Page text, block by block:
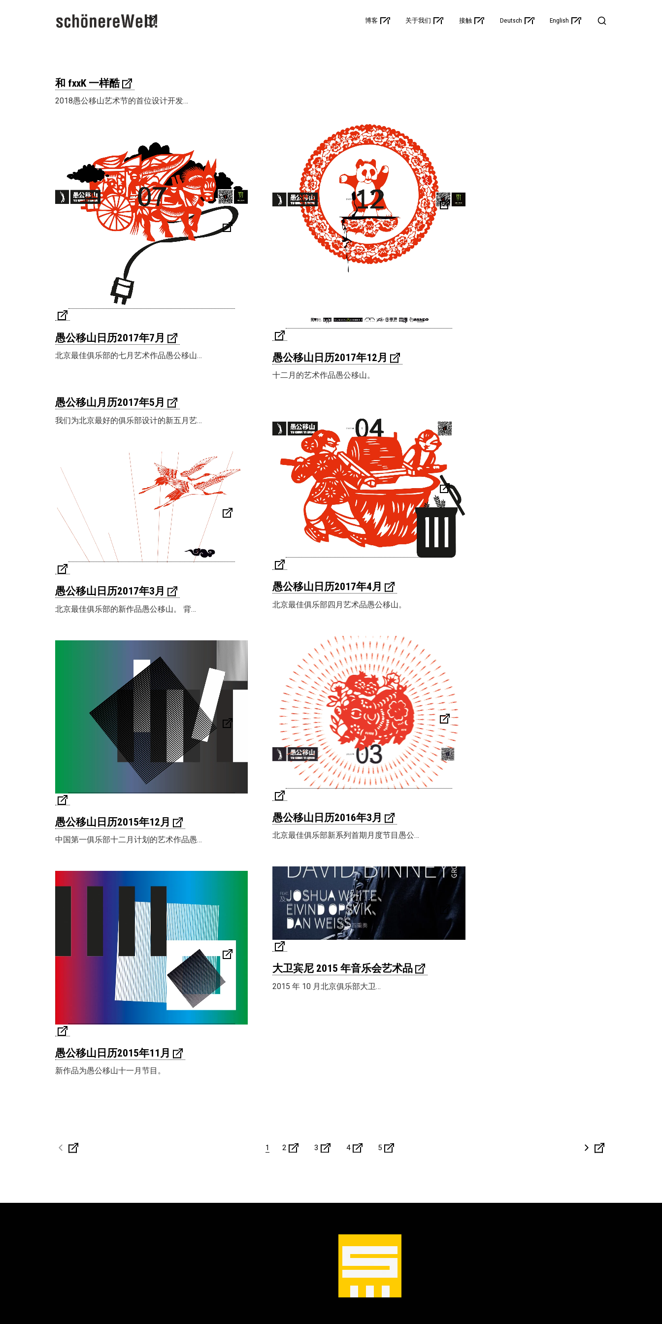
博客 关于我们 接触 Deutsch English
和 fxxK 一样酷
2018愚公移山艺术节的首位设计开发…
愚公移山日历2017年12月
十二月的艺术作品愚公移山。
愚公移山日历2017年7月
北京最佳俱乐部的七月艺术作品愚公移山…
愚公移山月历2017年5月
我们为北京最好的俱乐部设计的新五月艺…
愚公移山日历2017年4月
北京最佳俱乐部四月艺术品愚公移山。
愚公移山日历2017年3月
北京最佳俱乐部的新作品愚公移山。 背…
愚公移山日历2016年3月
北京最佳俱乐部新系列首期月度节目愚公…
愚公移山日历2015年12月
中国第一俱乐部十二月计划的艺术作品愚…
大卫宾尼 2015 年音乐会艺术品
2015 年 10 月北京俱乐部大卫…
愚公移山日历2015年11月
新作品为愚公移山十一月节目。
1 2 3 4 5